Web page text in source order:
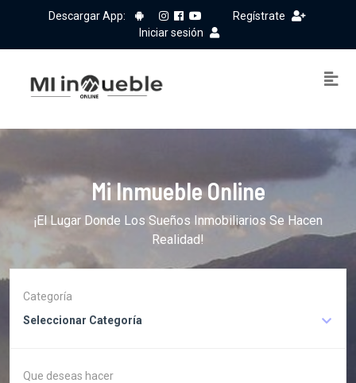
Descargar App:
Regístrate
Iniciar sesión
Mi Inmueble Online
¡El Lugar Donde Los Sueños Inmobiliarios Se Hacen
Realidad!
Categoría
Seleccionar Categoría
Que deseas hacer